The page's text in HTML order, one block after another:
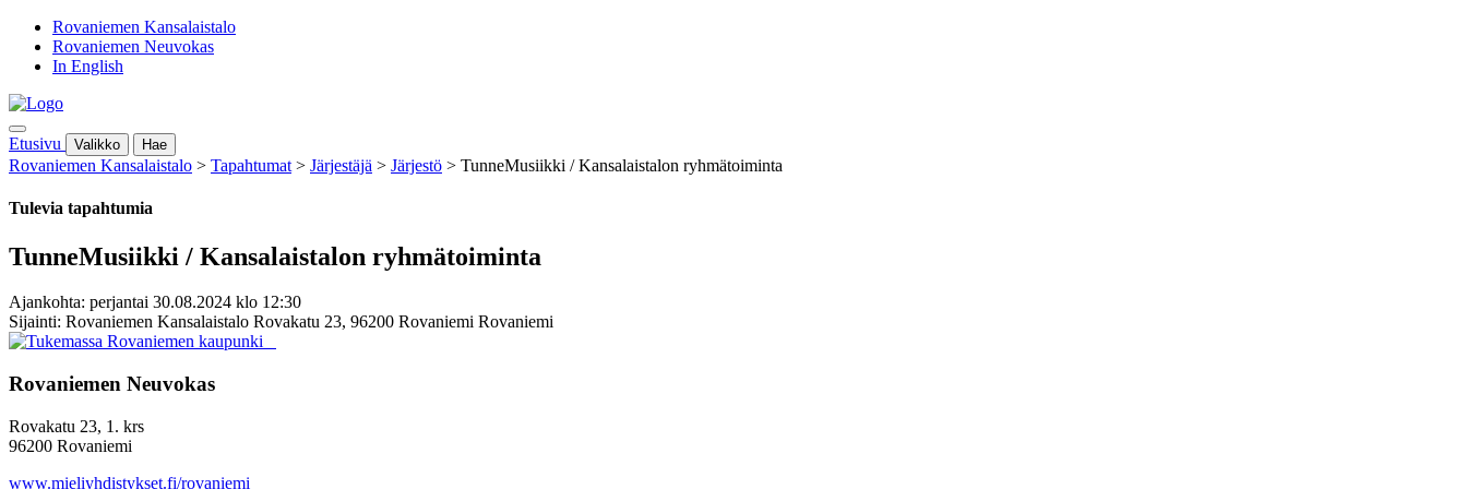
Rovaniemen Kansalaistalo
Rovaniemen Neuvokas
In English
Etusivu Valikko Hae
Rovaniemen Kansalaistalo > Tapahtumat > Järjestäjä > Järjestö > TunneMusiikki / Kansalaistalon ryhmätoiminta
Tulevia tapahtumia
TunneMusiikki / Kansalaistalon ryhmätoiminta
Ajankohta: perjantai 30.08.2024 klo 12:30
Sijainti: Rovaniemen Kansalaistalo Rovakatu 23, 96200 Rovaniemi Rovaniemi
Rovaniemen Neuvokas
Rovakatu 23, 1. krs
96200 Rovaniemi
www.mieliyhdistykset.fi/rovaniemi